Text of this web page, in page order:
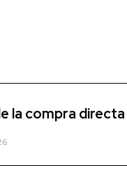
la compra directa